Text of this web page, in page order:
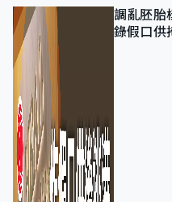
調亂胚胎
錄假口